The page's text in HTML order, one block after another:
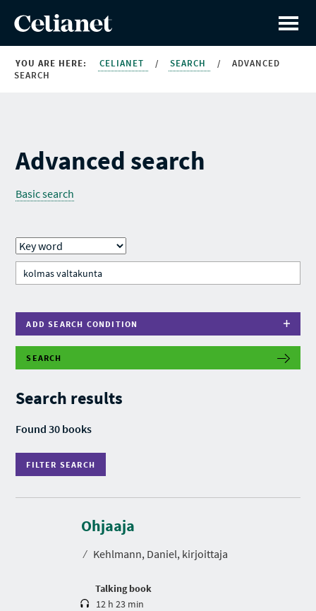
YOU ARE HERE: CELIANET / SEARCH /
ADVANCED
SEARCH
Advanced search
Basic search
ADD SEARCH CONDITION
SEARCH
Search results
Found 30 books
FILTER SEARCH
F
T
S
A
R
C
Ohjaaja
⁄ Kehlmann, Daniel, kirjoittaja
Talking book
D
r
a
i
12 h 23 min